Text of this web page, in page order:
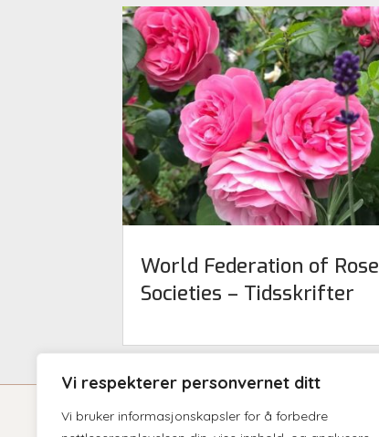
Vi respekterer personvernet ditt
Vi bruker informasjonskapsler for å forbedre
World Federation of Rose
Societies – Tidsskrifter